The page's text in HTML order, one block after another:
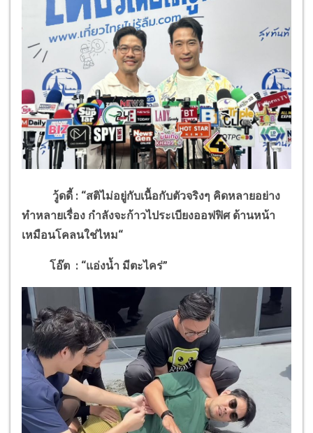
วู้ดดี้ : “สติไม่อยู่กับเนื้อกับตัวจริงๆ คิดหลายอย่าง
ทำหลายเรื่อง กำลังจะก้าวไประเบียงออฟฟิศ ด้านหน้า
เหมือนโคลนใช่ไหม“
โอ๊ต : “แอ่งน้ำ มีตะไคร่”